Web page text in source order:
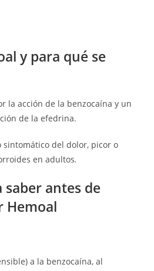
y para qué se
la acción de la benzocaína y un
de la efedrina.
sintomático del dolor, picor o
en adultos.
saber antes de
Hemoal
a la benzocaína, al